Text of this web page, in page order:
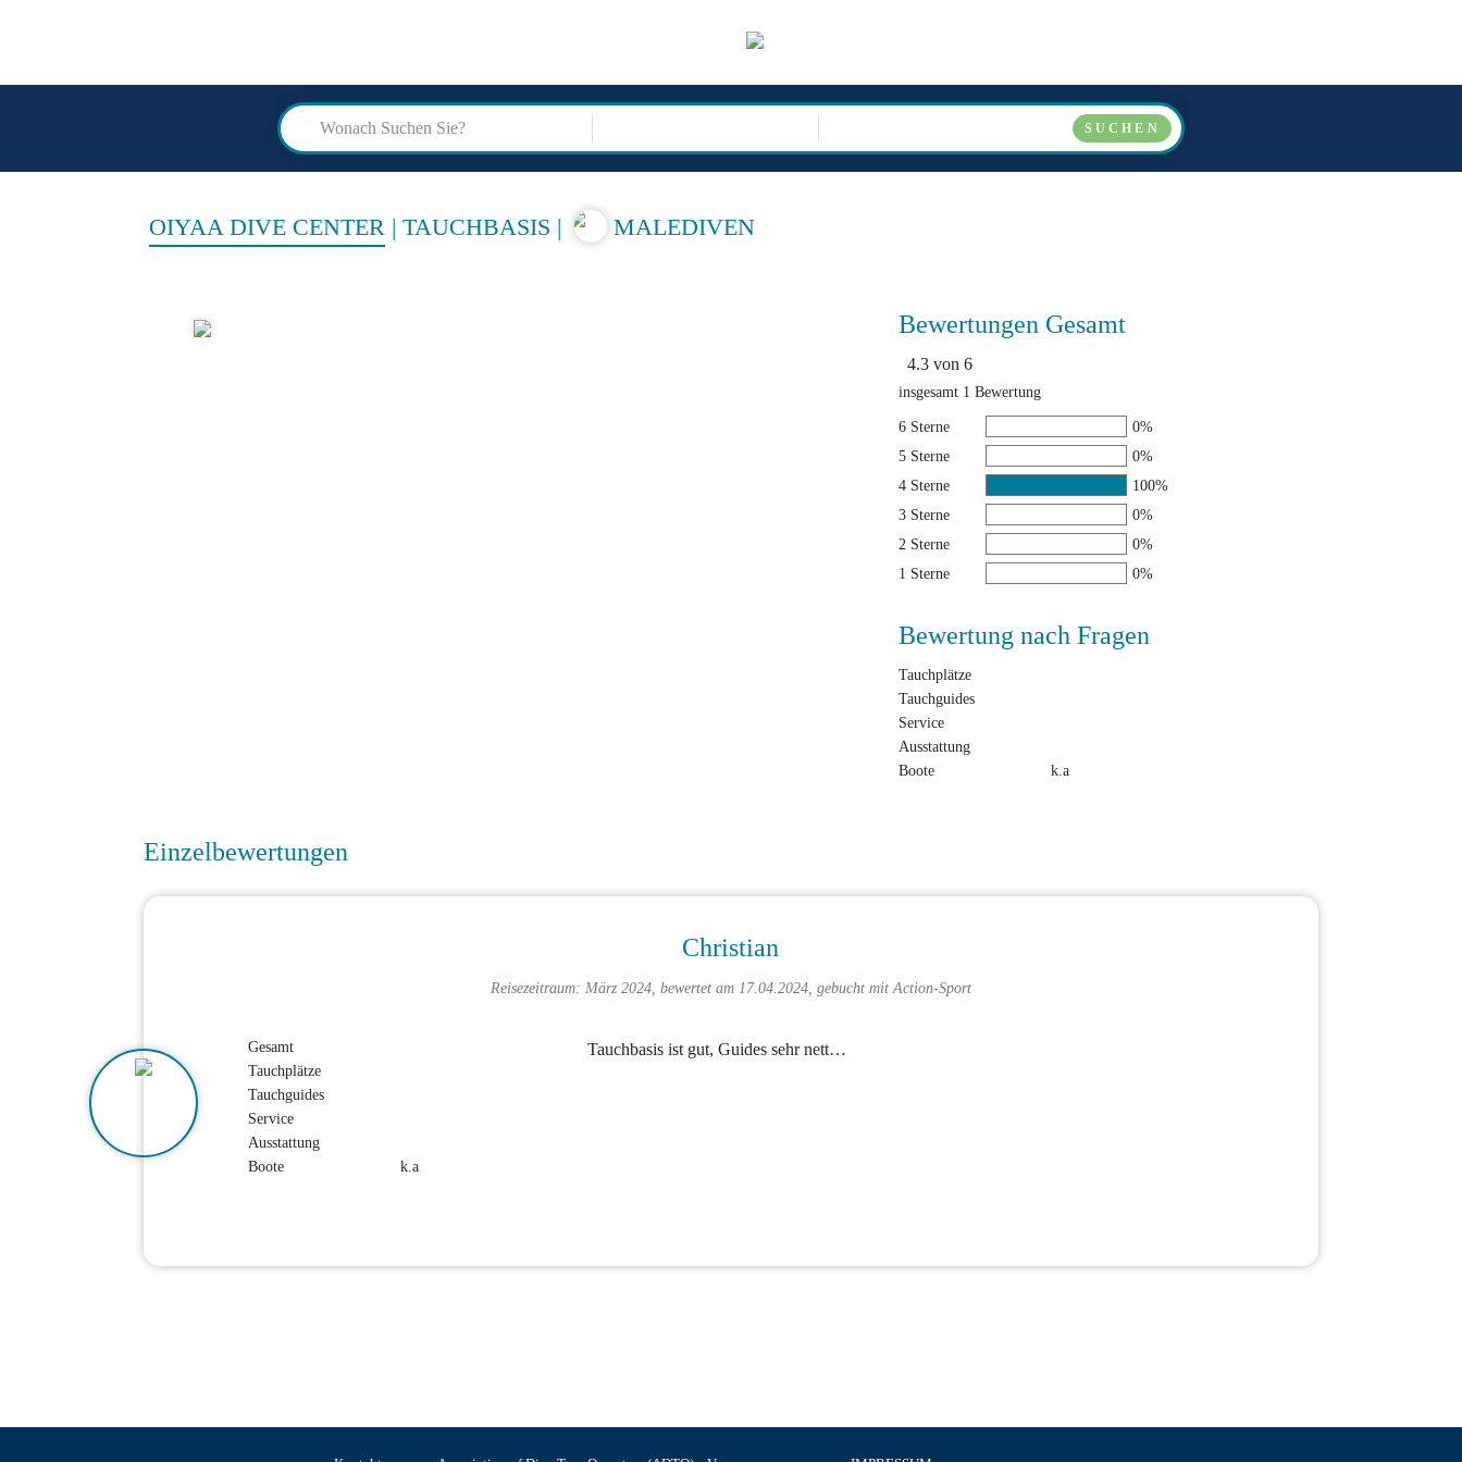
SUCHEN
OIYAA DIVE CENTER | TAUCHBASIS | MALEDIVEN
Bewertungen Gesamt
4.3 von 6
insgesamt 1 Bewertung
6 Sterne
0%
5 Sterne
0%
4 Sterne
100%
3 Sterne
0%
2 Sterne
0%
1 Sterne
0%
Bewertung nach Fragen
Tauchplätze
Tauchguides
Service
Ausstattung
Boote
k.a
Einzelbewertungen
Christian
Reisezeitraum: März 2024, bewertet am 17.04.2024, gebucht mitAction-Sport
Gesamt
Tauchplätze
Tauchguides
Service
Ausstattung
Boote
k.a
Tauchbasis ist gut, Guides sehr nett…